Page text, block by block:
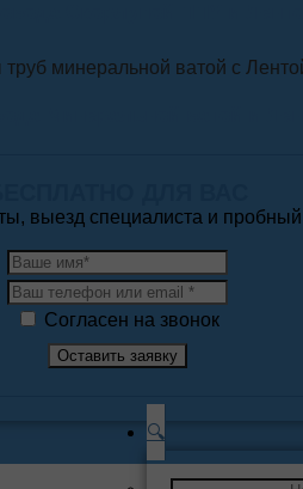
выезд специалиста и
Согласен на звонок
🔍